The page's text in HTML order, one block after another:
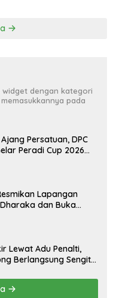
dengan kategori
pada
Persatuan, DPC
Peradi Cup 2026
Lapangan
dan Buka
Lewat Adu Penalti,
Berlangsung Sengit